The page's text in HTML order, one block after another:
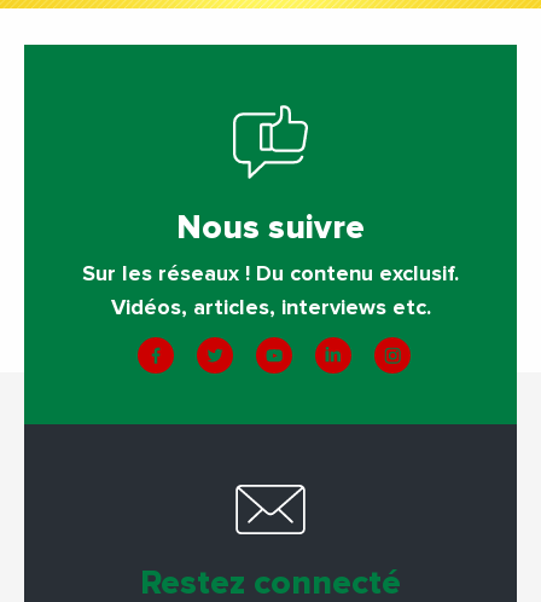
Nous suivre
Sur les réseaux ! Du contenu exclusif.
Vidéos, articles, interviews etc.
Restez connecté